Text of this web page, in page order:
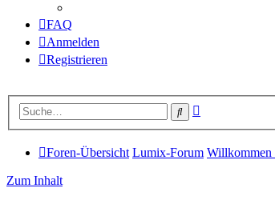
FAQ
Anmelden
Registrieren
Suche
Foren-Übersicht Lumix-Forum Willkommen
Zum Inhalt